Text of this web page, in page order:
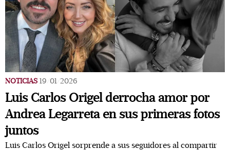
NOTICIAS 19/01/2026
Luis Carlos Origel derrocha amor por
Andrea Legarreta en sus primeras fotos
juntos
Luis Carlos Origel sorprende a sus seguidores al compartir